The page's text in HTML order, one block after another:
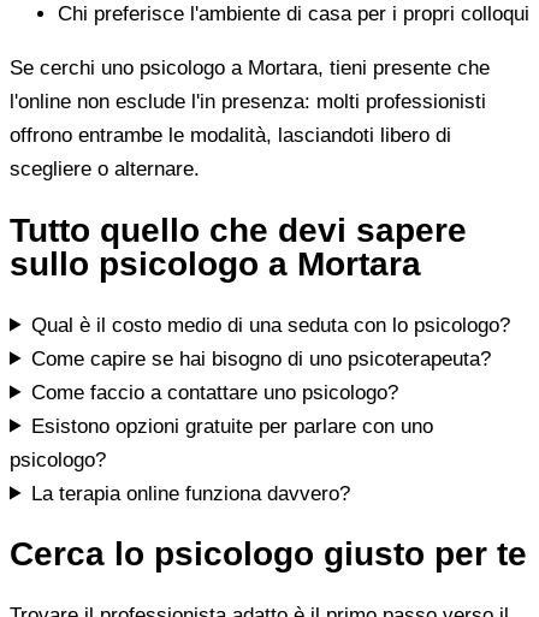
Chi preferisce l'ambiente di casa per i propri colloqui
Se cerchi uno psicologo a Mortara, tieni presente che
l'online non esclude l'in presenza: molti professionisti
offrono entrambe le modalità, lasciandoti libero di
scegliere o alternare.
Tutto quello che devi sapere
sullo psicologo a Mortara
Qual è il costo medio di una seduta con lo psicologo?
Come capire se hai bisogno di uno psicoterapeuta?
Come faccio a contattare uno psicologo?
Esistono opzioni gratuite per parlare con uno
psicologo?
La terapia online funziona davvero?
Cerca lo psicologo giusto per te